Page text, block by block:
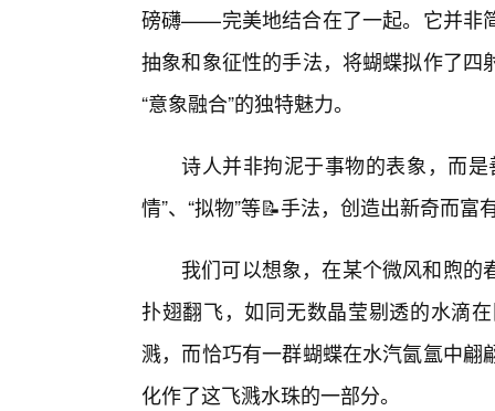
磅礴——完美地结合在了一起。它并非
抽象和象征性的手法，将蝴蝶拟作了
“意象融合”的独特魅力。
诗人并非拘泥于事物的表象，而
情”、“拟物”等📝手法，创造出新奇而富
我们可以想象，在某个微风和煦
扑翅翻飞，如同无数晶莹剔透的水滴
溅，而恰巧有一群蝴蝶在水汽氤氲中
化作了这飞溅水珠的一部分。